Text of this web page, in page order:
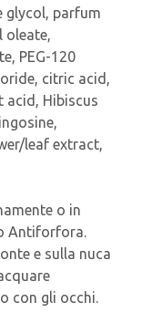
glycol, parfum
oleate,
PEG-120
citric acid,
acid, Hibiscus
leaf extract,
o in
Antiforfora.
e sulla nuca
con gli occhi.